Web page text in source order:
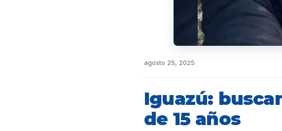
agosto 25, 2025
Iguazú:
de 15 años